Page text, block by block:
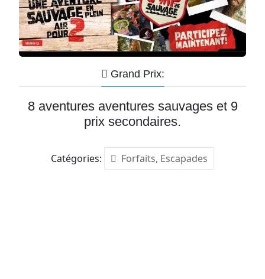
Grand Prix:
8 aventures aventures sauvages et 9
prix secondaires.
Catégories: Forfaits, Escapades
JE
M'INSCRIS!